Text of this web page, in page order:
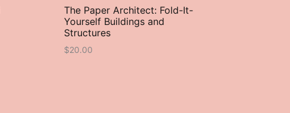
The Paper Architect: Fold-It-
Yourself Buildings and
Structures
$20.00